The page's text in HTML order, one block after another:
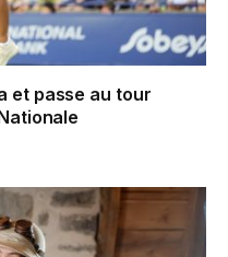
et passe au tour